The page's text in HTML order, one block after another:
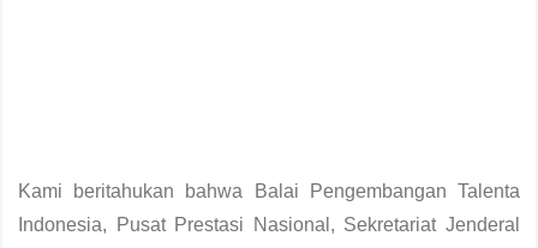
Kami beritahukan bahwa Balai Pengembangan Talenta
Indonesia, Pusat Prestasi Nasional, Sekretariat Jenderal